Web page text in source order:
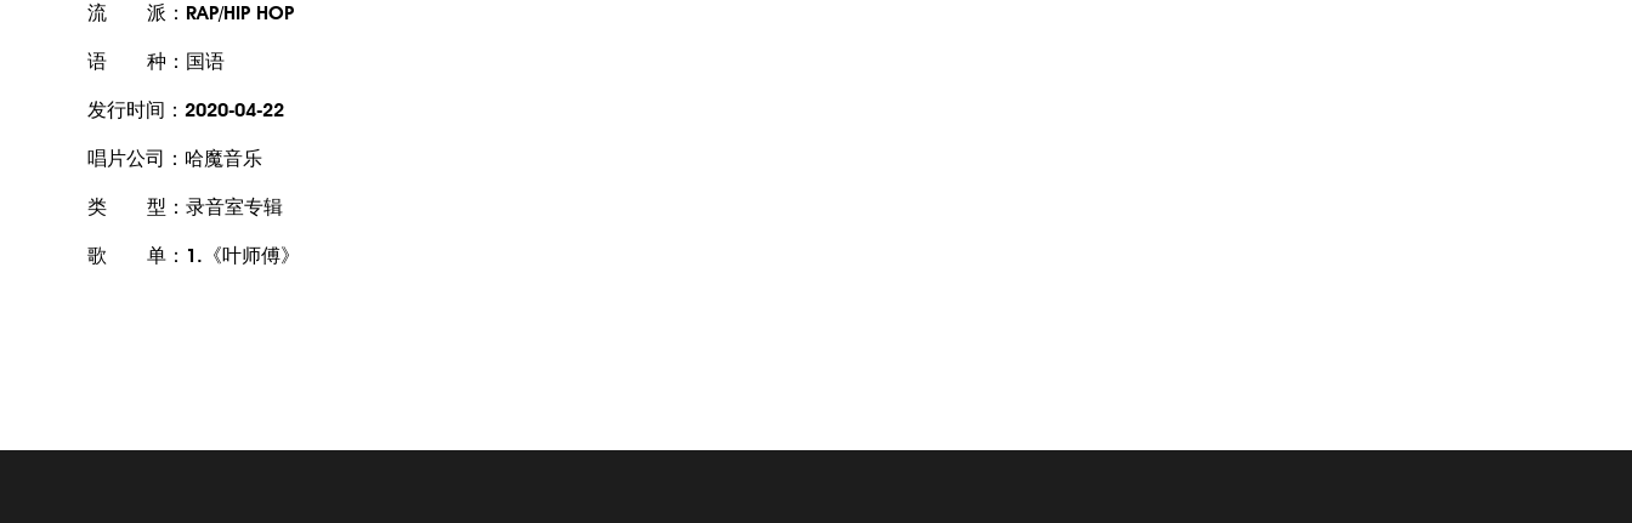
流 派：RAP/HIP HOP
语 种：国语
发行时间：2020-04-22
唱片公司：哈魔音乐
类 型：录音室专辑
歌 单：1.《叶师傅》